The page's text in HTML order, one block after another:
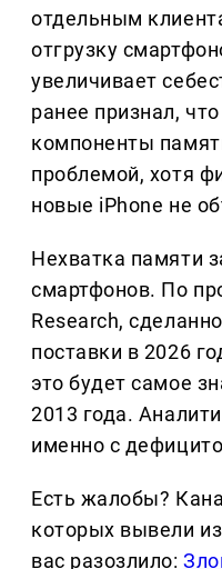
отдельным
отгрузку
увеличивает
ранее признал,
компоненты
проблемой, хотя
новые iPhone не
Нехватка памяти
смартфонов. По
Research,
поставки в 2026
это будет самое
2013 года.
именно с
Есть жалобы?
которых вывели
вас разозлило: